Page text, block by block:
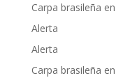
Carpa brasileña
Alerta
Alerta
Carpa brasileña